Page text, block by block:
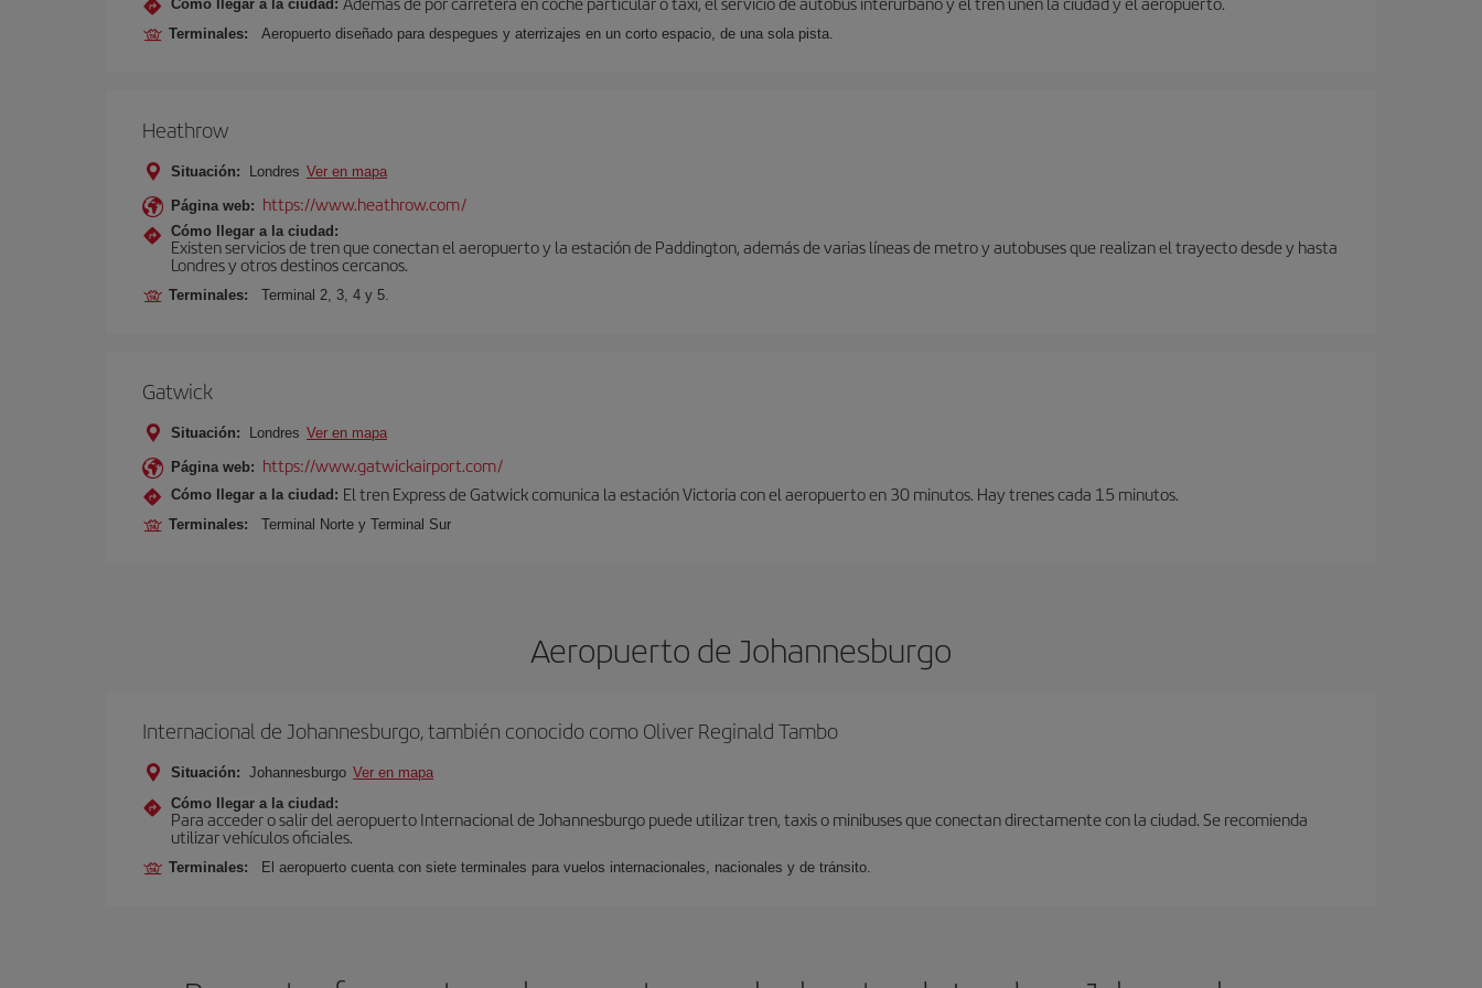
Cómo llegar a la ciudad:
Terminales: Aeropuerto diseñado para despegues y aterrizajes en un corto espacio, de una sola pista.
Heathrow
Situación: Londres Ver en mapa
Página web: https://www.heathrow.com/
Cómo llegar a la ciudad:
Existen servicios de tren que conectan el aeropuerto y la estación de Paddington, además de varias líneas de metro y autobuses que realizan el trayecto desde y hasta
Londres y otros destinos cercanos.
Terminales: Terminal 2, 3, 4 y 5.
Gatwick
Situación: Londres Ver en mapa
Página web: https://www.gatwickairport.com/
Cómo llegar a la ciudad: El tren Express de Gatwick comunica la estación Victoria con el aeropuerto en 30 minutos. Hay trenes cada 15 minutos.
Terminales: Terminal Norte y Terminal Sur
Aeropuerto de Johannesburgo
Internacional de Johannesburgo, también conocido como Oliver Reginald Tambo
Situación: Johannesburgo Ver en mapa
Cómo llegar a la ciudad:
Para acceder o salir del aeropuerto Internacional de Johannesburgo puede utilizar tren, taxis o minibuses que conectan directamente con la ciudad. Se recomienda
utilizar vehículos oficiales.
Terminales: El aeropuerto cuenta con siete terminales para vuelos internacionales, nacionales y de tránsito.